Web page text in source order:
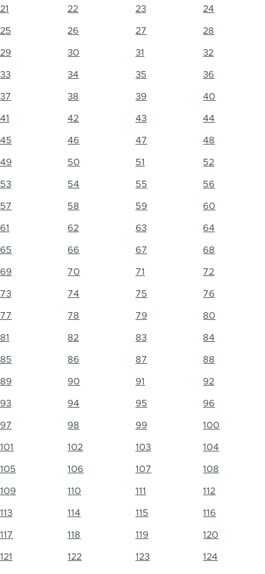
21 22 23 24
25 26 27 28
29 30 31 32
33 34 35 36
37 38 39 40
41 42 43 44
45 46 47 48
49 50 51 52
53 54 55 56
57 58 59 60
61 62 63 64
65 66 67 68
69 70 71 72
73 74 75 76
77 78 79 80
81 82 83 84
85 86 87 88
89 90 91 92
93 94 95 96
97 98 99 100
101 102 103 104
105 106 107 108
109 110 111 112
113 114 115 116
117 118 119 120
121 122 123 124